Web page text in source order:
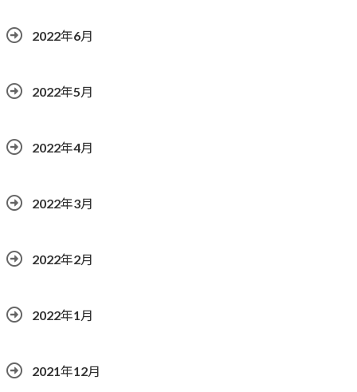
2022年6月
2022年5月
2022年4月
2022年3月
2022年2月
2022年1月
2021年12月